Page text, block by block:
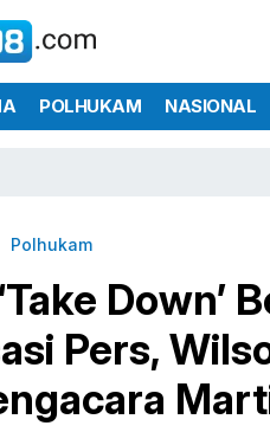
POLHUKAM NASIONAL
Polhukam
Down’
Pers,